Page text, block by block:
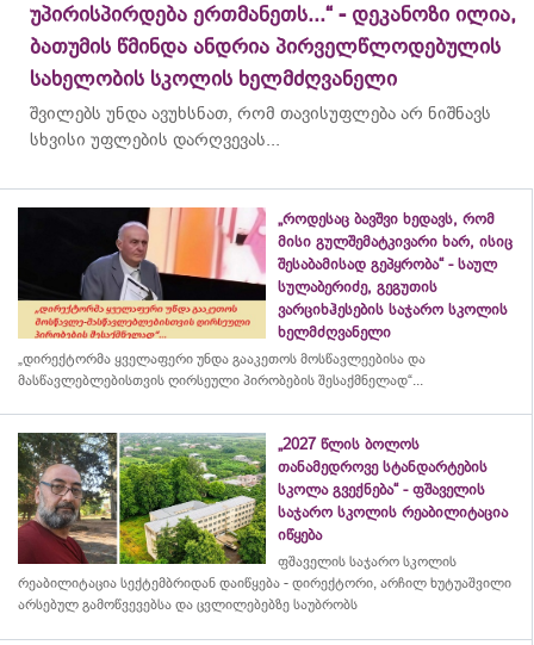
უპირისპირდება ერთმანეთს...“ - დეკანოზი ილია,
ბათუმის წმინდა ანდრია პირველწლოდებულის
სახელობის სკოლის ხელმძღვანელი
შვილებს უნდა ავუხსნათ, რომ თავისუფლება არ ნიშნავს
სხვისი უფლების დარღვევას...
„როდესაც ბავშვი ხედავს, რომ
მისი გულშემატკივარი ხარ, ისიც
შესაბამისად გეპყრობა“ - საულ
სულაბერიძე, გეგუთის
ვარციხჰესების საჯარო სკოლის
ხელმძღვანელი
„დირექტორმა ყველაფერი უნდა გააკეთოს მოსწავლეებისა და
მასწავლებლებისთვის ღირსეული პირობების შესაქმნელად“...
„2027 წლის ბოლოს
თანამედროვე სტანდარტების
სკოლა გვექნება“ - ფშაველის
საჯარო სკოლის რეაბილიტაცია
იწყება
ფშაველის საჯარო სკოლის
რეაბილიტაცია სექტემბრიდან დაიწყება - დირექტორი, არჩილ ხუტუაშვილი
არსებულ გამოწვევებსა და ცვლილებებზე საუბრობს